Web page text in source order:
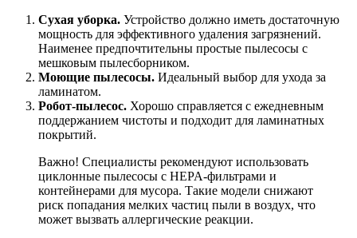
Сухая уборка. Устройство должно иметь достаточную
мощность для эффективного удаления загрязнений.
Наименее предпочтительны простые пылесосы с
мешковым пылесборником.
Моющие пылесосы. Идеальный выбор для ухода за
ламинатом.
Робот-пылесос. Хорошо справляется с ежедневным
поддержанием чистоты и подходит для ламинатных
покрытий.
Важно! Специалисты рекомендуют использовать
циклонные пылесосы с HEPA-фильтрами и
контейнерами для мусора. Такие модели снижают
риск попадания мелких частиц пыли в воздух, что
может вызвать аллергические реакции.